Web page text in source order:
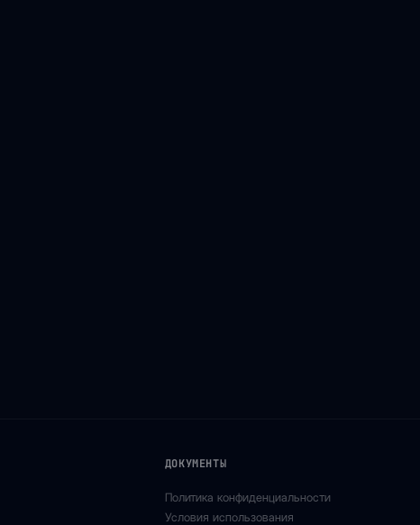
ДОКУМЕНТЫ
Политика конфиденциальности
Условия использования